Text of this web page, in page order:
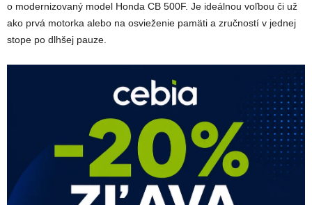
o modernizovaný model Honda CB 500F. Je ideálnou voľbou či už
ako prvá motorka alebo na osvieženie pamäti a zručností v jednej
stope po dlhšej pauze.